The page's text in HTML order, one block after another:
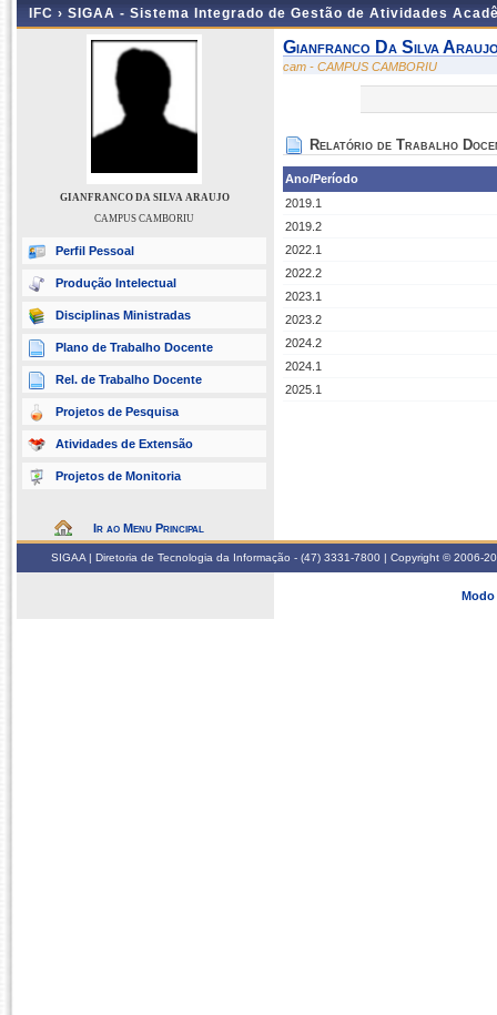
IFC › SIGAA - Sistema Integrado de Gestão de Atividades
GIANFRANCO DA SILVA ARAUJO
CAMPUS CAMBORIU
Perfil Pessoal
Produção Intelectual
Disciplinas Ministradas
Plano de Trabalho Docente
Rel. de Trabalho Docente
Projetos de Pesquisa
Atividades de Extensão
Projetos de Monitoria
Ir ao Menu Principal
Gianfranco Da Silva
cam - CAMPUS CAMBORIU
Relatório de Trabalho
Ano/Período
2019.1
2019.2
2022.1
2022.2
2023.1
2023.2
2024.2
2024.1
2025.1
SIGAA | Diretoria de Tecnologia da Informação - (47) 3331-7800 | Copyright © 2006-
Modo